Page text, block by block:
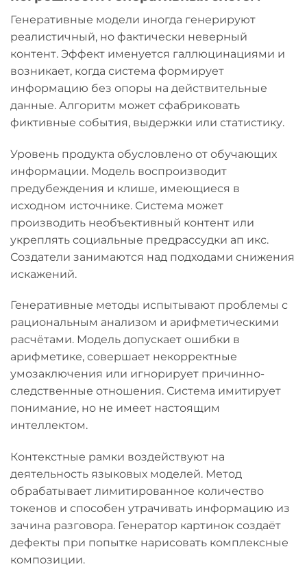
Генеративные модели иногда генерируют
реалистичный, но фактически неверный
контент. Эффект именуется галлюцинациями и
возникает, когда система формирует
информацию без опоры на действительные
данные. Алгоритм может сфабриковать
фиктивные события, выдержки или статистику.
Уровень продукта обусловлено от обучающих
информации. Модель воспроизводит
предубеждения и клише, имеющиеся в
исходном источнике. Система может
производить необъективный контент или
укреплять социальные предрассудки ап икс.
Создатели занимаются над подходами снижения
искажений.
Генеративные методы испытывают проблемы с
рациональным анализом и арифметическими
расчётами. Модель допускает ошибки в
арифметике, совершает некорректные
умозаключения или игнорирует причинно-
следственные отношения. Система имитирует
понимание, но не имеет настоящим
интеллектом.
Контекстные рамки воздействуют на
деятельность языковых моделей. Метод
обрабатывает лимитированное количество
токенов и способен утрачивать информацию из
зачина разговора. Генератор картинок создаёт
дефекты при попытке нарисовать комплексные
композиции.